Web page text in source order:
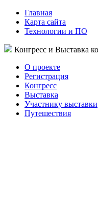
Главная
Карта сайта
Технологии и ПО
Конгресс и Выставка
О проекте
Регистрация
Конгресс
Выставка
Участнику выставки
Путешествия